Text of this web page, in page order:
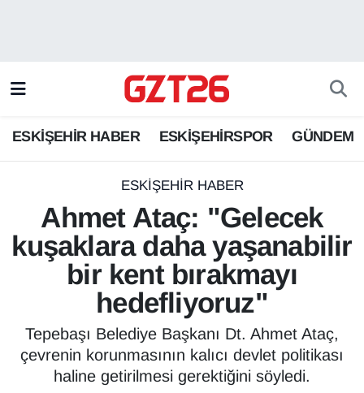
ESKİŞEHİR HABER ESKİŞEHİRSPOR GÜNDEM
ESKİŞEHİR HABER
Ahmet Ataç: "Gelecek
kuşaklara daha yaşanabilir
bir kent bırakmayı
hedefliyoruz"
Tepebaşı Belediye Başkanı Dt. Ahmet Ataç,
çevrenin korunmasının kalıcı devlet politikası
haline getirilmesi gerektiğini söyledi.
ESKİŞEHİRSPOR
GÜNDEM
Odunpazarı Trafik Yoğunluk Haritası
Süper Lig Puan Durumu ve Fikstür
Tüm Manşetler
Son Dakika Haberleri
Haber Arşivi